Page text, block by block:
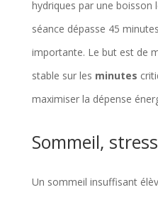
hydriques par une boisson
séance dépasse 45
importante. Le but est de
stable sur les minutes
maximiser la dépense
Sommeil,
Un sommeil insuffisant